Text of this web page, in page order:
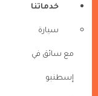
خدماتنا
سيارة
مع سائق في
إسطنبو